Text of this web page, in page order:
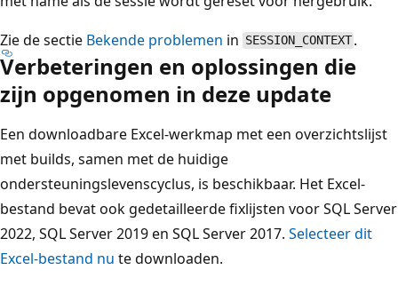
Zie de sectie Bekende problemen in SESSION_CONTEXT .
Verbeteringen en oplossingen die
zijn opgenomen in deze update
Een downloadbare Excel-werkmap met een overzichtslijst
met builds, samen met de huidige
ondersteuningslevenscyclus, is beschikbaar. Het Excel-
bestand bevat ook gedetailleerde fixlijsten voor SQL Server
2022, SQL Server 2019 en SQL Server 2017. Selecteer dit
Excel-bestand nu te downloaden.